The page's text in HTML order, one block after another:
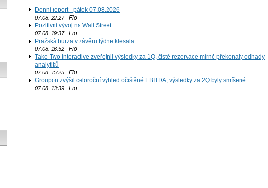
Denní report - pátek 07.08.2026
07.08. 22:27Fio
Pozitivní vývoj na Wall Street
07.08. 19:37Fio
Pražská burza v závěru týdne klesala
07.08. 16:52 Fio
Take-Two Interactive zveřejnil výsledky za 1Q, čisté rezervace mírně překonaly odhady
analytiků
07.08. 15:25 Fio
Groupon zvýšil celoroční výhled očištěné EBITDA, výsledky za 2Q byly smíšené
07.08. 13:39 Fio